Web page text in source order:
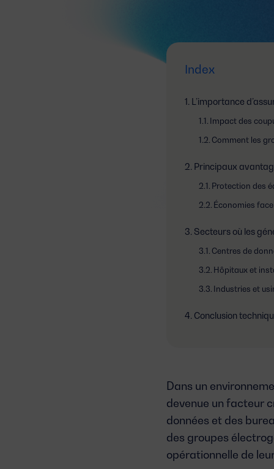
Index
L’importance
Impact des
Comment les
Principaux
Protection des
Économies
Secteurs où les
Centres de
Hôpitaux et
Industries et
Conclusion
Dans un
devenue un facteur
données et des
des groupes
opérationnelle de